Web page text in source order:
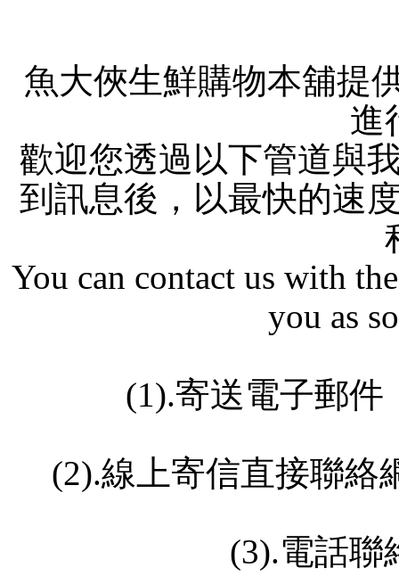
魚大俠生鮮購物本舖提
進
歡迎您透過以下管道與
到訊息後，以最快的速
You can contact us with
you as
(1).寄送電子郵件
(2).線上寄信直接聯絡
(3).電話聯